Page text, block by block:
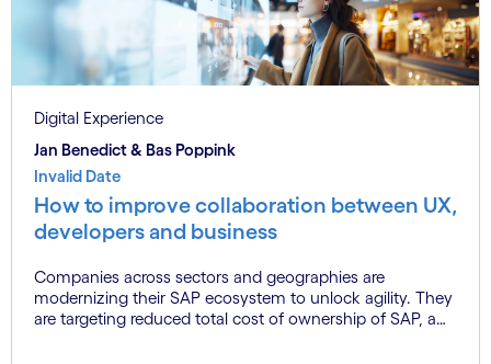
Digital Experience
Jan Benedict & Bas Poppink
Invalid Date
How to improve collaboration between UX,
developers and business
Companies across sectors and geographies are
modernizing their SAP ecosystem to unlock agility. They
are targeting reduced total cost of ownership of SAP, a